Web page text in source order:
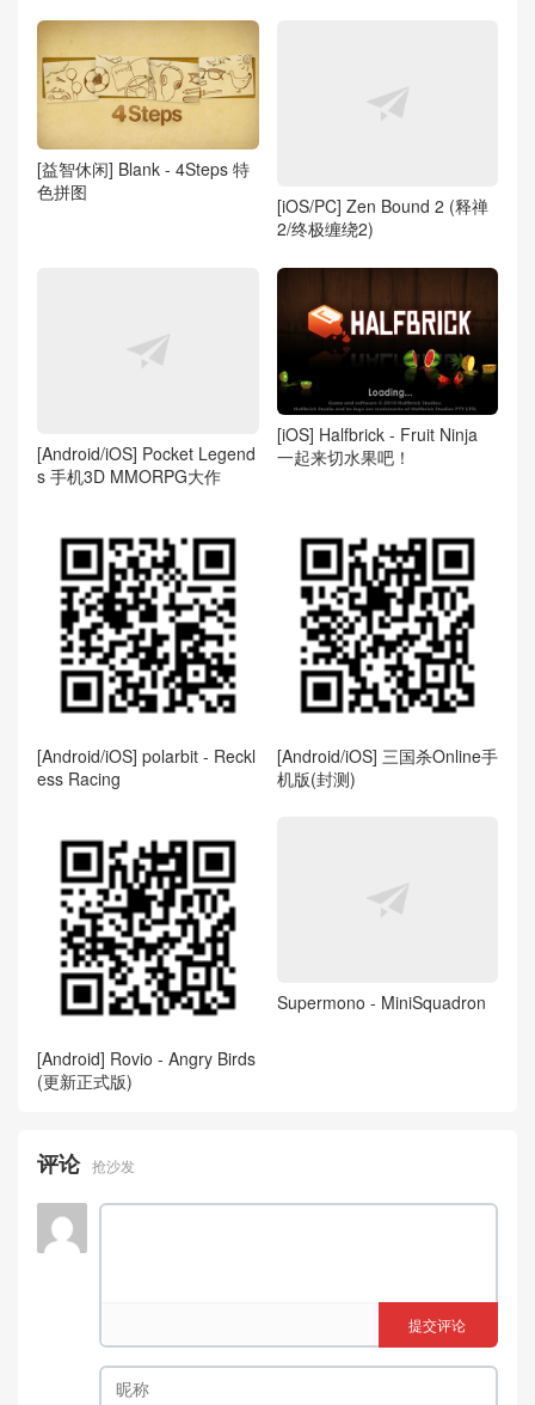
[益智休闲] Blank - 4Steps 特
色拼图
[iOS/PC] Zen Bound 2 (释禅
2/终极缠绕2)
[Android/iOS] Pocket Legend
s 手机3D MMORPG大作
[iOS] Halfbrick - Fruit Ninja
一起来切水果吧！
[Android/iOS] polarbit - Reckl
ess Racing
[Android/iOS] 三国杀Online手
机版(封测)
[Android] Rovio - Angry Birds
(更新正式版)
Supermono - MiniSquadron
评论 抢沙发
提交评论